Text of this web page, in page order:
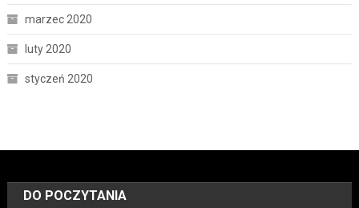
marzec 2020
luty 2020
styczeń 2020
DO POCZYTANIA